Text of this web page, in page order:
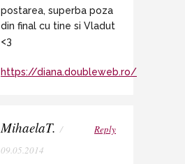
postarea, superba poza
din final cu tine si Vladut
<3
https://diana.doubleweb.ro/
MihaelaT. /
09.05.2014
Reply